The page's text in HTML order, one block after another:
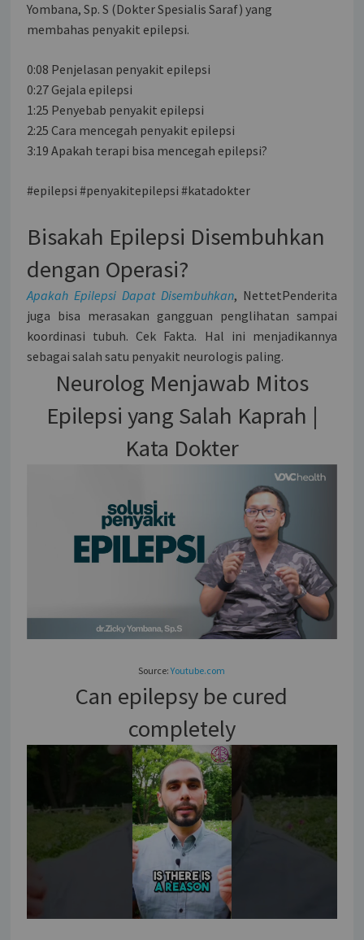
Yombana, Sp. S (Dokter Spesialis Saraf) yang
membahas penyakit epilepsi.
0:08 Penjelasan penyakit epilepsi
0:27 Gejala epilepsi
1:25 Penyebab penyakit epilepsi
2:25 Cara mencegah penyakit epilepsi
3:19 Apakah terapi bisa mencegah epilepsi?
#epilepsi #penyakitepilepsi #katadokter
Bisakah Epilepsi Disembuhkan
dengan Operasi?
Apakah Epilepsi Dapat Disembuhkan, NettetPenderita
juga bisa merasakan gangguan penglihatan sampai
koordinasi tubuh. Cek Fakta. Hal ini menjadikannya
sebagai salah satu penyakit neurologis paling.
Neurolog Menjawab Mitos
Epilepsi yang Salah Kaprah |
Kata Dokter
Source:Youtube.com
Can epilepsy be cured
completely